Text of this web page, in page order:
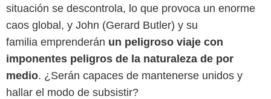
situación se descontrola, lo que provoca un enorme
caos global, y John (Gerard Butler) y su
familia emprenderán un peligroso viaje con
imponentes peligros de la naturaleza de por
medio. ¿Serán capaces de mantenerse unidos y
hallar el modo de subsistir?